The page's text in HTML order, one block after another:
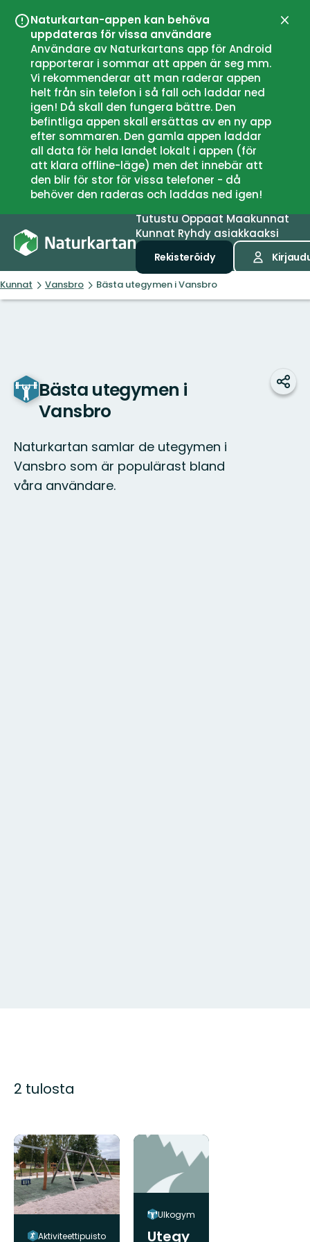
Naturkartan-appen kan behöva
uppdateras för vissa användare
Användare av Naturkartans app för Android
rapporterar i sommar att appen är seg mm.
Vi rekommenderar att man raderar appen
helt från sin telefon i så fall och laddar ned
igen! Då skall den fungera bättre. Den
befintliga appen skall ersättas av en ny app
efter sommaren. Den gamla appen laddar
all data för hela landet lokalt i appen (för
att klara offline-läge) men det innebär att
den blir för stor för vissa telefoner - då
behöver den raderas och laddas ned igen!
Sulje
TutustuOppaatMaakunnat
Kunnat Ryhdy asiakkaaksi
Rekisteröidy
Kunnat Vansbro Bästa utegymen i Vansbro
Bästa utegymen i
Vansbro
Naturkartan samlar de utegymen i
Vansbro som är populärast bland
våra användare.
Jaa
2 tulosta
Aktiviteettipuisto
Ulkogym
Utegy